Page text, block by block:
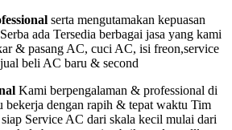
serta mengutamakan kepuasan
ada Tersedia berbagai jasa yang kami
& pasang AC, cuci AC, isi freon,service
beli AC baru & second
Kami berpengalaman & professional di
bekerja dengan rapih & tepat waktu Tim
Service AC dari skala kecil mulai dari